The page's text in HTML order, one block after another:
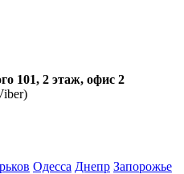
101, 2 этаж, офис 2
Одесса Днепр Запорожье